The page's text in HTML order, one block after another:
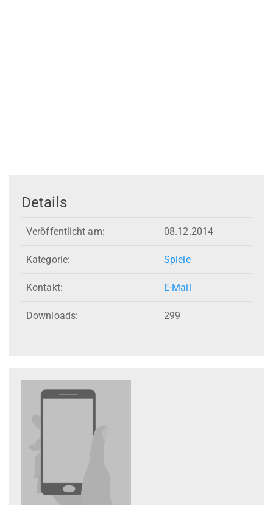
Details
Veröffentlicht am: 08.12.2014
Kategorie: Spiele
Kontakt: E-Mail
Downloads: 299